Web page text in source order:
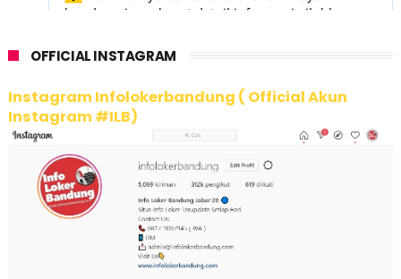
OFFICIAL INSTAGRAM
Instagram Infolokerbandung ( Official Akun
Instagram #ILB)